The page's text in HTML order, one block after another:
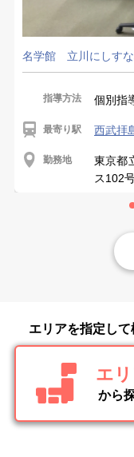
名学館 立川にしす
指導方法 個別指
最寄り駅 西武拝
勤務地
東京都
ス102
エリアを指定して
エ
から